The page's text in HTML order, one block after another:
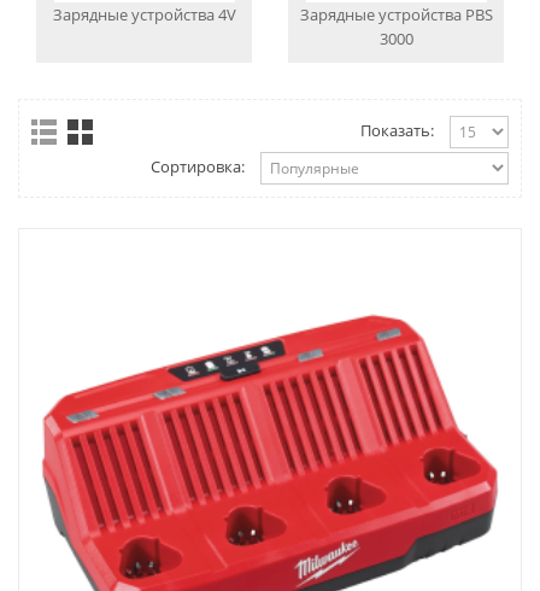
Зарядные устройства 4V
Зарядные устройства PBS
3000
Показать:
Сортировка: